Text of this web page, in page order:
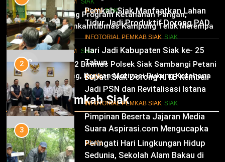
Kabupaten Siak Ke-25 Tahun
IKLAN SIAK
11
Hari Jadi Kabupaten Siak ke- 25
Tahun
IKLAN
12
Pimpinan Beserta Jajaran Media
Suara Aspirasi.com Mengucapkan
Selamat HUT RI Ke-79
IKLAN
02
Dukung Program Ketahanan Pangan,
Bhabinkamtibmas Kampung Teluk Merempan
Tinjau Tanaman Jagung Waga
03
HUKRIM SIAK
Panit 2 Binmas Polsek Siak Sambangi Petani
Jagung, Berikan Motivasi Dukung Ketahanan
Pangan Nasional
Infotorial Pemkab Siak
Pemkab Siak Manfaatkan Lahan
Tidur Jadi Produktif Dorong PAD
dan Kesejahteraan Warga
INFOTORIAL PEMKAB SIAK SIAK
2
Bupati Siak Dorong KITB Kembali
Jadi PSN dan Revitalisasi Istana
Kesultanan Siak
INFOTORIAL PEMKAB SIAK SIAK
3
Peringati Hari Lingkungan Hidup
Sedunia, Sekolah Alam Bakau di